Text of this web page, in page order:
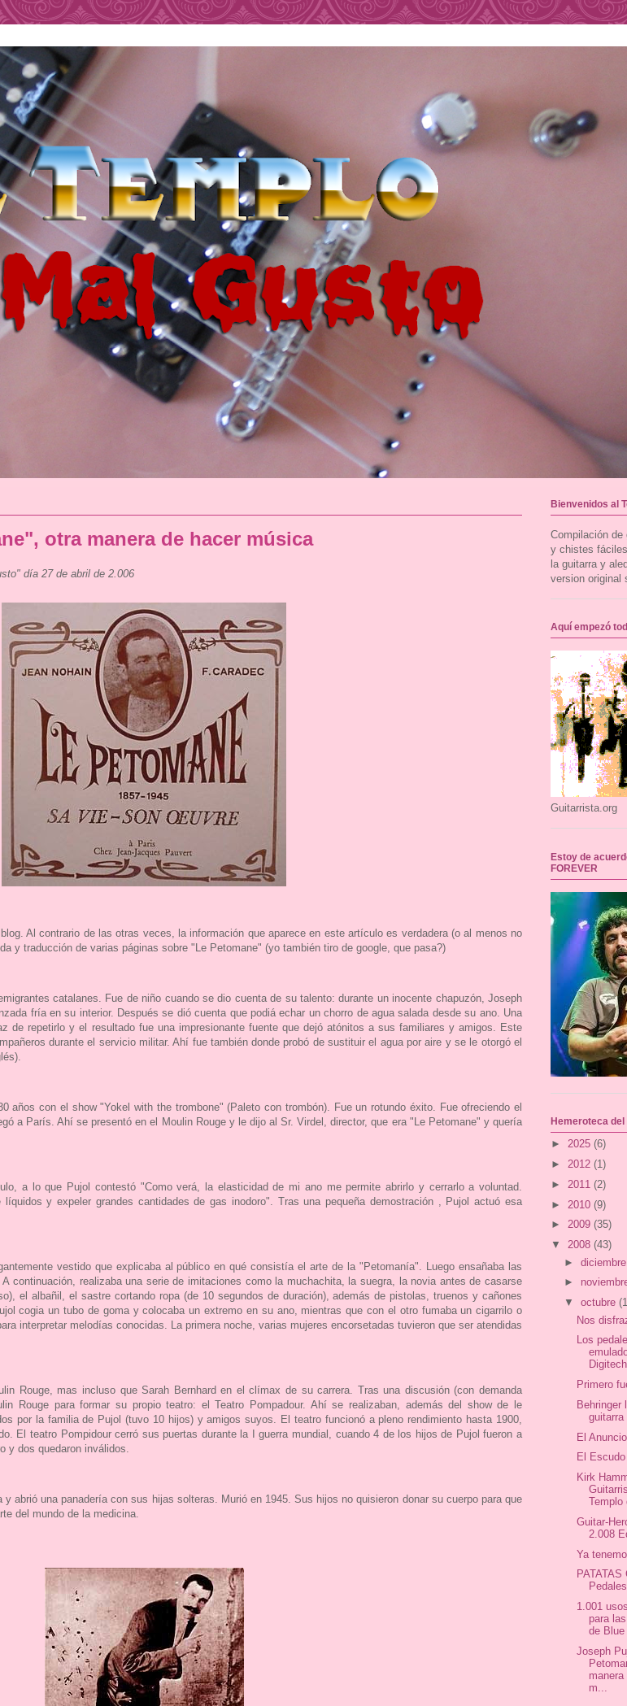
otra manera de hacer música
día 27 de abril de 2.006
Al contrario de las otras veces, la información que aparece en este artículo es verdadera (o al menos no
y traducción de varias páginas sobre "Le Petomane" (yo también tiro de google, que pasa?)
catalanes. Fue de niño cuando se dio cuenta de su talento: durante un inocente chapuzón, Joseph
fría en su interior. Después se dió cuenta que podiá echar un chorro de agua salada desde su ano. Una
de repetirlo y el resultado fue una impresionante fuente que dejó atónitos a sus familiares y amigos. Este
durante el servicio militar. Ahí fue también donde probó de sustituir el agua por aire y se le otorgó el
años con el show "Yokel with the trombone" (Paleto con trombón). Fue un rotundo éxito. Fue ofreciendo el
a París. Ahí se presentó en el Moulin Rouge y le dijo al Sr. Virdel, director, que era "Le Petomane" y quería
a lo que Pujol contestó "Como verá, la elasticidad de mi ano me permite abrirlo y cerrarlo a voluntad.
y expeler grandes cantidades de gas inodoro". Tras una pequeña demostración , Pujol actuó esa
vestido que explicaba al público en qué consistía el arte de la "Petomanía". Luego ensañaba las
continuación, realizaba una serie de imitaciones como la muchachita, la suegra, la novia antes de casarse
el albañil, el sastre cortando ropa (de 10 segundos de duración), además de pistolas, truenos y cañones
cogia un tubo de goma y colocaba un extremo en su ano, mientras que con el otro fumaba un cigarrilo o
interpretar melodías conocidas. La primera noche, varias mujeres encorsetadas tuvieron que ser atendidas
Rouge, mas incluso que Sarah Bernhard en el clímax de su carrera. Tras una discusión (con demanda
Rouge para formar su propio teatro: el Teatro Pompadour. Ahí se realizaban, además del show de le
por la familia de Pujol (tuvo 10 hijos) y amigos suyos. El teatro funcionó a pleno rendimiento hasta 1900,
El teatro Pompidour cerró sus puertas durante la I guerra mundial, cuando 4 de los hijos de Pujol fueron a
y dos quedaron inválidos.
abrió una panadería con sus hijas solteras. Murió en 1945. Sus hijos no quisieron donar su cuerpo para que
del mundo de la medicina.
Bienvenidos al
Compilación
y chistes
la guitarra y
version original
Aquí empezó
Guitarrista.org
Estoy de
FOREVER
Hemeroteca del
► 2025 (6)
► 2012 (1)
► 2011 (2)
► 2010 (9)
► 2009 (35)
▼ 2008 (43)
►
►
▼ octubre
Nos
Los
Digitech
Primero
Behringer
guitarra
El
El
Kirk
Guitar-
2.008
Ya
1.001
para
de
Joseph
m...